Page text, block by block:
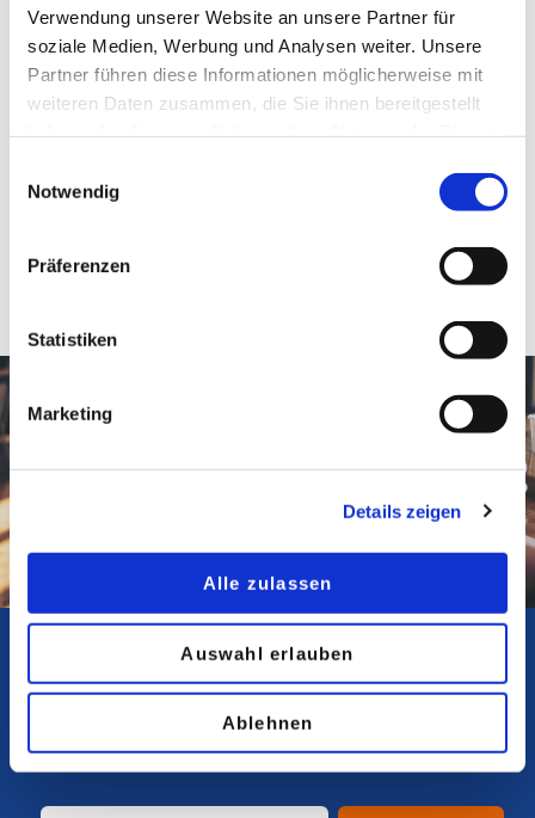
Verwendung unserer Website an unsere Partner für
soziale Medien, Werbung und Analysen weiter. Unsere
Partner führen diese Informationen möglicherweise mit
weiteren Daten zusammen, die Sie ihnen bereitgestellt
Notwendig
Präferenzen
Statistiken
Marketing
Details zeigen
Alle zulassen
Auswahl erlauben
Ablehnen
Kunden – vom Support und dem Know-how-
Transfer innerhalb des Netzwerks.“ Wie gut das
funktioniert, konnte Amberger Glas bereits bei
langjährigen Kooperationen mit verschiedenen
GLASKLAR ABONNIEREN
Abonnieren Sie unseren kostenlosen Newsletter und
bleiben Sie auf dem Laufenden.